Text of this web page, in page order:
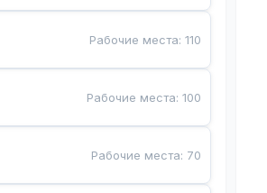
Рабочие места:110
Рабочие места:100
Рабочие места: 70